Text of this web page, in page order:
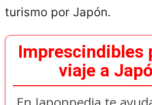
turismo por Japón.
Imprescindibles
viaje a